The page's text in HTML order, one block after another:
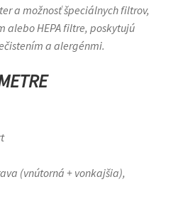
a možnosť špeciálnych filtrov,
alebo HEPA filtre, poskytujú
a alergénmi.
(vnútorná + vonkajšia),